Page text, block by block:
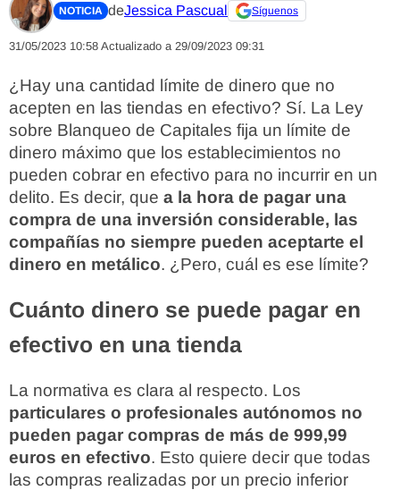
NOTICIA deJessica Pascual Síguenos
31/05/2023 10:58 Actualizado a 29/09/2023 09:31
¿Hay una cantidad límite de dinero que no
acepten en las tiendas en efectivo? Sí. La Ley
sobre Blanqueo de Capitales fija un límite de
dinero máximo que los establecimientos no
pueden cobrar en efectivo para no incurrir en un
delito. Es decir, que a la hora de pagar una
compra de una inversión considerable, las
compañías no siempre pueden aceptarte el
dinero en metálico. ¿Pero, cuál es ese límite?
Cuánto dinero se puede pagar en
efectivo en una tienda
La normativa es clara al respecto. Los
particulares o profesionales autónomos no
pueden pagar compras de más de 999,99
euros en efectivo. Esto quiere decir que todas
las compras realizadas por un precio inferior